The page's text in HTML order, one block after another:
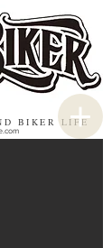
BIKER LIFE